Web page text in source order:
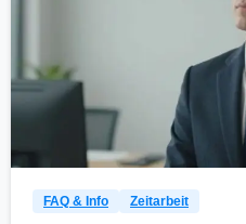
FAQ & Info Zeitarbeit